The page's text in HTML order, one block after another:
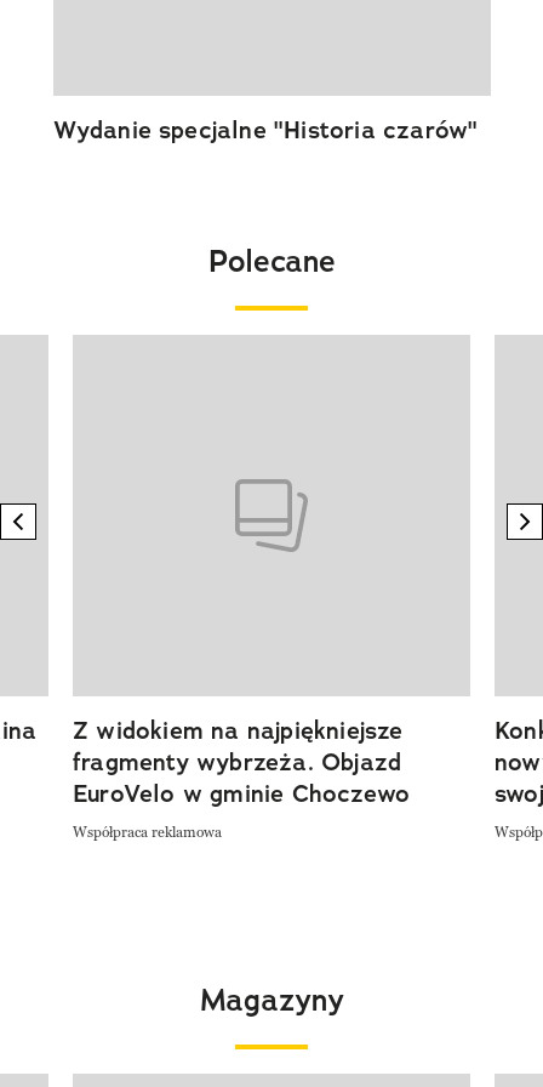
Wydanie specjalne "Historia czarów"
Polecane
previous element
Z widokiem na najpiękniejsze
fragmenty wybrzeża. Objazd
EuroVelo w gminie Choczewo
Współpraca reklamowa
Magazyny